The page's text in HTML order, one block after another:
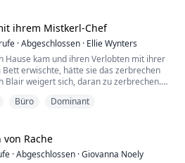
mit dem Milliardär Kieran Blackwood
eine ganz eigene Art von...
ihrem Mistkerl-Chef
·Abgeschlossen · Ellie Wynters
Hause kam und ihren Verlobten mit ihrer
Bett erwischte, hätte sie das zerbrechen
Blair weigert sich, daran zu zerbrechen.
Was sie jedoch nicht geplant hatte,
Chef Roman im Bett zu lan...
Büro Dominant
von Rache
·Abgeschlossen ·Giovanna Noely